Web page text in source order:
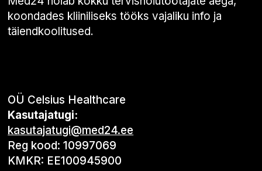
koondades kliiniliseks tööks vajaliku info ja
täiendkoolitused.
OÜ Celsius Healthcare
Kasutajatugi:
kasutajatugi@med24.ee
Reg kood: 10997069
KMKR: EE100945900